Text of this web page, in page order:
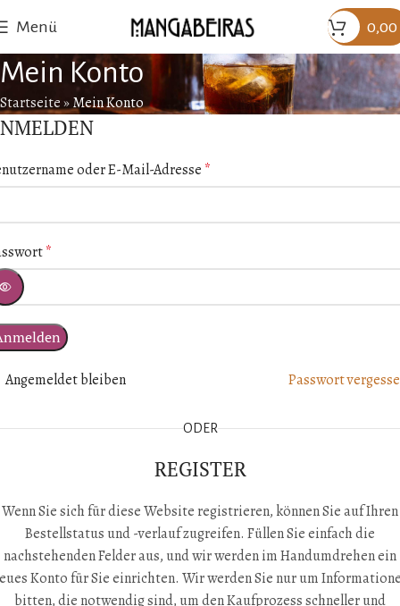
Menü 0,00
Mein Konto
Startseite»Mein Konto
oder E-Mail-Adresse *
*
Passwort
Angemeldet bleiben
ODER
REGISTER
Wenn Sie sich für diese Website registrieren, können Sie auf Ihren
Bestellstatus und -verlauf zugreifen. Füllen Sie einfach die
nachstehenden Felder aus, und wir werden im Handumdrehen ein
Konto für Sie einrichten. Wir werden Sie nur um
bitten, die notwendig sind, um den Kaufprozess schneller und